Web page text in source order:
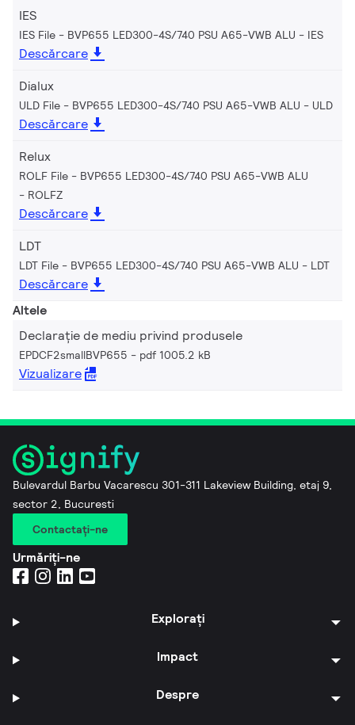
IES
IES File - BVP655 LED300-4S/740 PSU A65-VWB ALU IES
Descărcare
Dialux
ULD File - BVP655 LED300-4S/740 PSU A65-VWB ALU ULD
Descărcare
Relux
ROLF File - BVP655 LED300-4S/740 PSU A65-VWB ALU
ROLFZ
Descărcare
LDT
LDT File - BVP655 LED300-4S/740 PSU A65-VWB ALU LDT
Descărcare
Altele
Declarație de mediu privind produsele
EPDCF2smallBVP655 pdf 1005.2 kB
Vizualizare
Bulevardul Barbu Vacarescu 301-311 Lakeview Building, etaj 9,
sector 2, Bucuresti
Contactaţi-ne
Urmăriți-ne
Explorați
Impact
Despre